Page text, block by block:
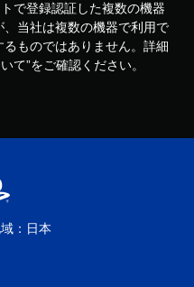
で登録認証した複数の機器
当社は複数の機器で利用で
ものではありません。詳細
て”をご確認ください。
：日本